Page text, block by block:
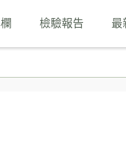
檢驗報告 最